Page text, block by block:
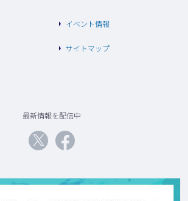
イベント情報
サイトマップ
最新情報を配信中